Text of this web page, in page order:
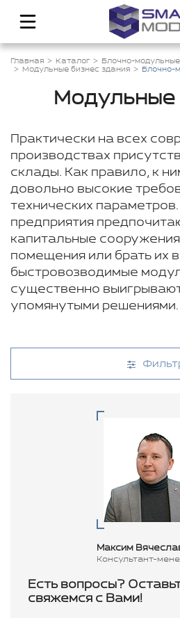
Главная Каталог
Блочно-
Модульные бизнес здания
Блочно-
Модульные
Практически на всех
производствах
склады. Как правило, к
довольно высокие
технических
предприятия
капитальные
помещения или брать их
быстровозводимые
существенно
упомянутыми решениями.
Максим
Консультант-
Есть вопросы?
свяжемся с Вами!